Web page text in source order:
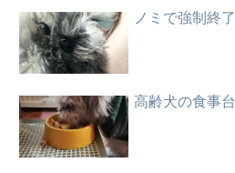
ノミで強制終了
高齢犬の食事台